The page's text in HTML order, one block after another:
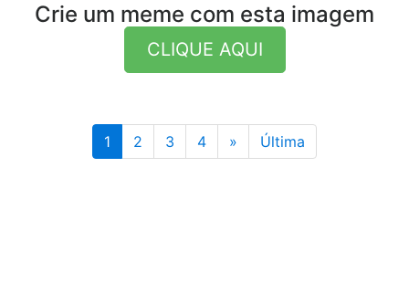
Crie um meme com esta imagem
CLIQUE AQUI
1 2 3 4 » ÚltimaÚltima